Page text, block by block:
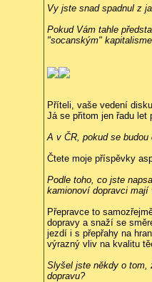
Vy jste snad spadnul z
Pokud Vám tahle
"socanským"
Příteli, vaše vedení
Já se přitom jen řadu let
A v ČR, pokud se
Čtete moje příspěvky
Podle toho, co jste
kamionoví dopravci mají
Přepravce to
dopravy a snaží se
jezdí i s přepřahy na
výrazný vliv na kvalitu
Slyšel jste někdy o tom,
dopravu?